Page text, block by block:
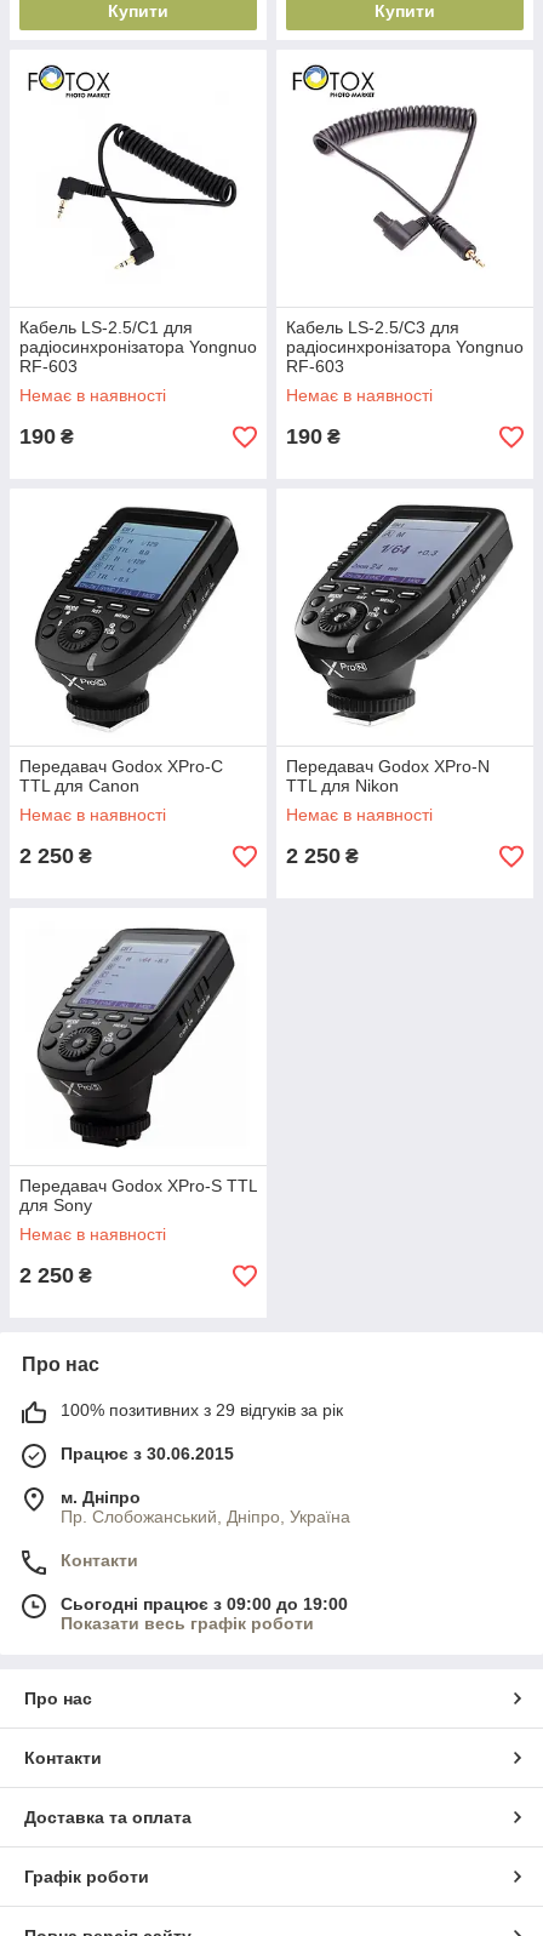
Купити Купити
Кабель LS-2.5/C1 для
радіосинхронізатора Yongnuo
RF-603
Немає в наявності
190 ₴
Кабель LS-2.5/C3 для
радіосинхронізатора Yongnuo
RF-603
Немає в наявності
190 ₴
Передавач Godox XPro-C
TTL для Canon
Немає в наявності
2 250 ₴
Передавач Godox XPro-N
TTL для Nikon
Немає в наявності
2 250 ₴
Передавач Godox XPro-S TTL
для Sony
Немає в наявності
2 250 ₴
Про нас
100% позитивних з 29 відгуків за рік
Працює з 30.06.2015
м. Дніпро
Пр. Слобожанський, Дніпро, Україна
Контакти
Сьогодні працює з 09:00 до 19:00
Показати весь графік роботи
Про нас
Контакти
Доставка та оплата
Графік роботи